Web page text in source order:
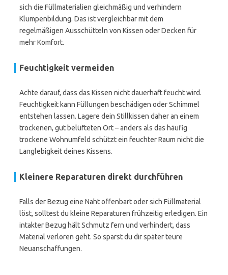
sich die Füllmaterialien gleichmäßig und verhindern
Klumpenbildung. Das ist vergleichbar mit dem
regelmäßigen Ausschütteln von Kissen oder Decken für
mehr Komfort.
Feuchtigkeit vermeiden
Achte darauf, dass das Kissen nicht dauerhaft feucht wird.
Feuchtigkeit kann Füllungen beschädigen oder Schimmel
entstehen lassen. Lagere dein Stillkissen daher an einem
trockenen, gut belüfteten Ort – anders als das häufig
trockene Wohnumfeld schützt ein feuchter Raum nicht die
Langlebigkeit deines Kissens.
Kleinere Reparaturen direkt durchführen
Falls der Bezug eine Naht offenbart oder sich Füllmaterial
löst, solltest du kleine Reparaturen frühzeitig erledigen. Ein
intakter Bezug hält Schmutz fern und verhindert, dass
Material verloren geht. So sparst du dir später teure
Neuanschaffungen.